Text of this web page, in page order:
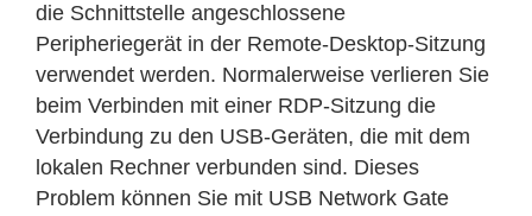
die Schnittstelle angeschlossene
Peripheriegerät in der Remote-Desktop-Sitzung
verwendet werden. Normalerweise verlieren Sie
beim Verbinden mit einer RDP-Sitzung die
Verbindung zu den USB-Geräten, die mit dem
lokalen Rechner verbunden sind. Dieses
Problem können Sie mit USB Network Gate